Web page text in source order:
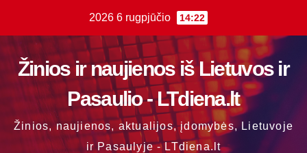
content
2026 6 rugpjūčio 14:22
Žinios ir naujienos iš Lietuvos ir
Pasaulio - LTdiena.lt
Žinios, naujienos, aktualijos, įdomybės, Lietuvoje
ir Pasaulyje - LTdiena.lt